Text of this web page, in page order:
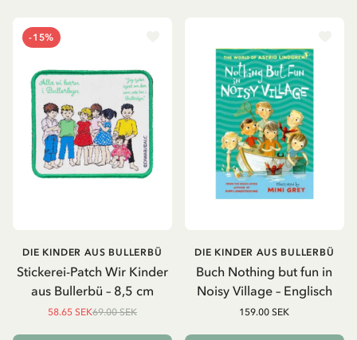
-15%
Stickerei-Patch Wir Kinder
aus Bullerbü – 8,5 cm
DIE KINDER AUS BULLERBÜ
58.65 SEK69.00 SEK
Buch Nothing but fun in
Noisy Village – Englisch
DIE KINDER AUS BULLERBÜ
159.00 SEK